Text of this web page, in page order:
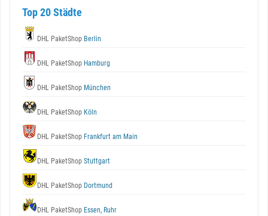
Top 20 Städte
DHL PaketShop Berlin
DHL PaketShop Hamburg
DHL PaketShop München
DHL PaketShop Köln
DHL PaketShop Frankfurt am Main
DHL PaketShop Stuttgart
DHL PaketShop Dortmund
DHL PaketShop Essen, Ruhr